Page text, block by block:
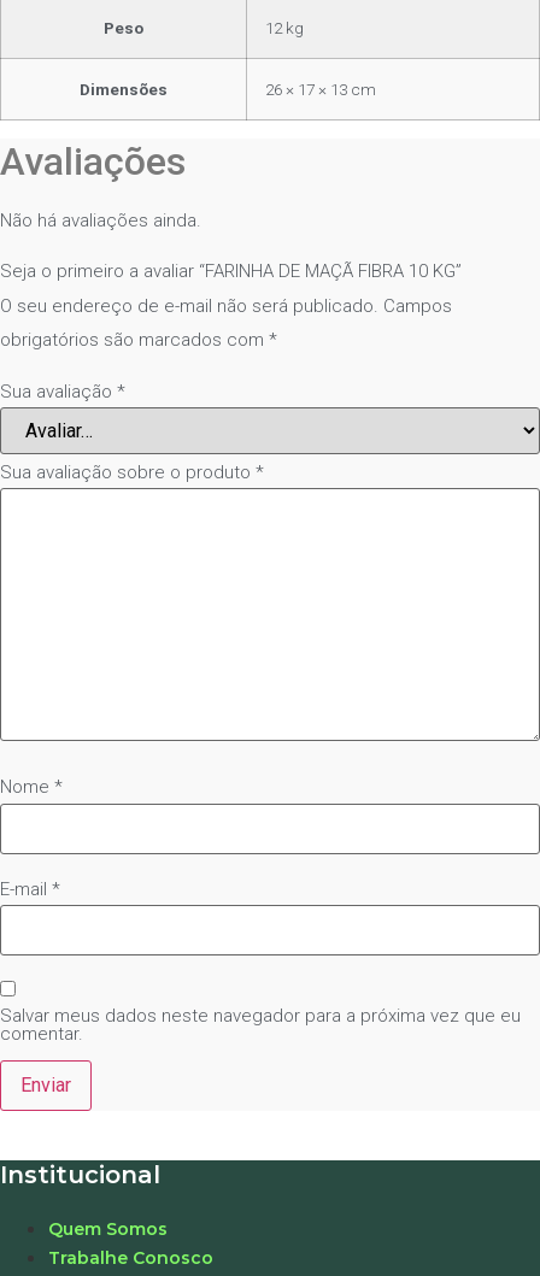
Peso 12 kg
Dimensões 26 × 17 × 13 cm
Avaliações
Não há avaliações ainda.
Seja o primeiro a avaliar “FARINHA DE MAÇÃ FIBRA 10 KG”
O seu endereço de e-mail não será publicado. Campos
obrigatórios são marcados com *
Sua avaliação *
Sua avaliação sobre o produto *
Nome *
E-mail *
Salvar meus dados neste navegador para a próxima vez que eu
comentar.
Institucional
Quem Somos
Trabalhe Conosco